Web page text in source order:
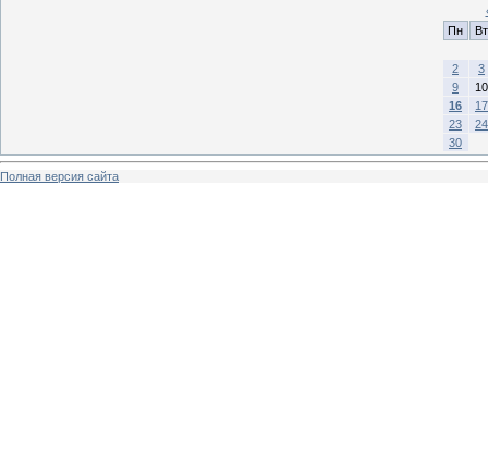
Пн
Вт
2
3
9
10
16
17
23
24
30
Полная версия сайта